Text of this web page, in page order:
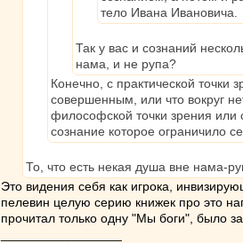
тело Ивана Ивановича.
Так у вас и сознаний
нама, и не рупа?
Конечно, с практической точки
совершенным, или что вокруг
философской точки зрения или
сознание которое ограничило
То, что есть некая душа вне нама-
Это видения себя как игрока,
пелевин целую серию книжек про это
прочитал только одну "Мы боги", было